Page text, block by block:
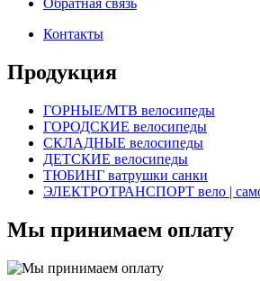
Обратная связь
Контакты
Продукция
ГОРНЫЕ/MTB велосипеды
ГОРОДСКИЕ велосипеды
СКЛАДНЫЕ велосипеды
ДЕТСКИЕ велосипеды
ТЮБИНГ ватрушки санки
ЭЛЕКТРОТРАНСПОРТ вело |
Мы принимаем оплату